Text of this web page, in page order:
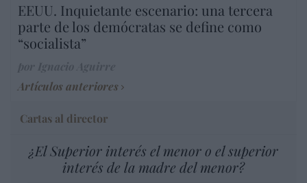
EEUU. Inquietante escenario: una tercera
parte de los demócratas se define como
“socialista”
Artículos anteriores
Cartas al director
¿El Superior interés el menor o el superior
interés de la madre del menor?